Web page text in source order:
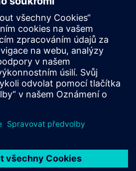
a získejte odpovědi na všechny
Tecnomatix.